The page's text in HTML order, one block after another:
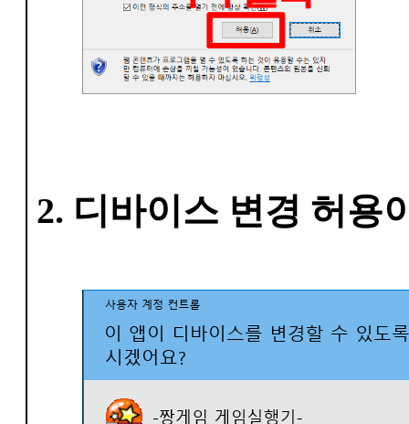
2. 디바이스 변경 허용